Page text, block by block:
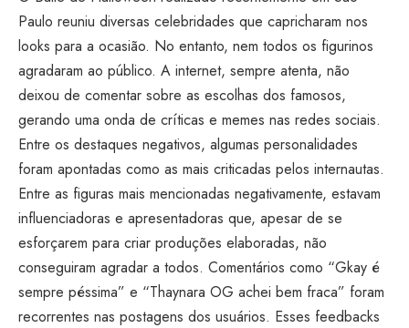
Paulo reuniu diversas celebridades que capricharam nos
looks para a ocasião. No entanto, nem todos os figurinos
agradaram ao público. A internet, sempre atenta, não
deixou de comentar sobre as escolhas dos famosos,
gerando uma onda de críticas e memes nas redes sociais.
Entre os destaques negativos, algumas personalidades
foram apontadas como as mais criticadas pelos internautas.
Entre as figuras mais mencionadas negativamente, estavam
influenciadoras e apresentadoras que, apesar de se
esforçarem para criar produções elaboradas, não
conseguiram agradar a todos. Comentários como “Gkay é
sempre péssima” e “Thaynara OG achei bem fraca” foram
recorrentes nas postagens dos usuários. Esses feedbacks